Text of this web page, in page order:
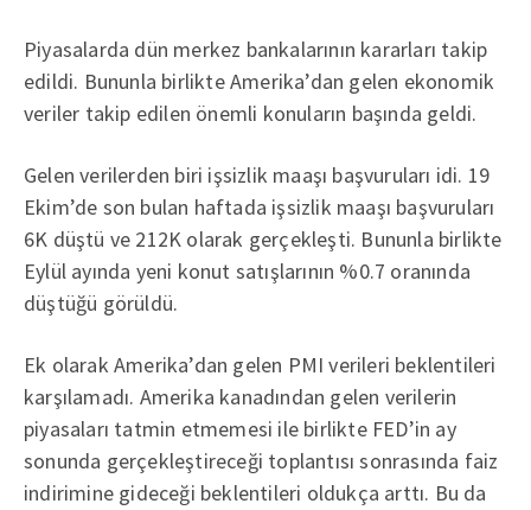
Piyasalarda dün merkez bankalarının kararları takip
edildi. Bununla birlikte Amerika’dan gelen ekonomik
veriler takip edilen önemli konuların başında geldi.
Gelen verilerden biri işsizlik maaşı başvuruları idi. 19
Ekim’de son bulan haftada işsizlik maaşı başvuruları
6K düştü ve 212K olarak gerçekleşti. Bununla birlikte
Eylül ayında yeni konut satışlarının %0.7 oranında
düştüğü görüldü.
Ek olarak Amerika’dan gelen PMI verileri beklentileri
karşılamadı. Amerika kanadından gelen verilerin
piyasaları tatmin etmemesi ile birlikte FED’in ay
sonunda gerçekleştireceği toplantısı sonrasında faiz
indirimine gideceği beklentileri oldukça arttı. Bu da